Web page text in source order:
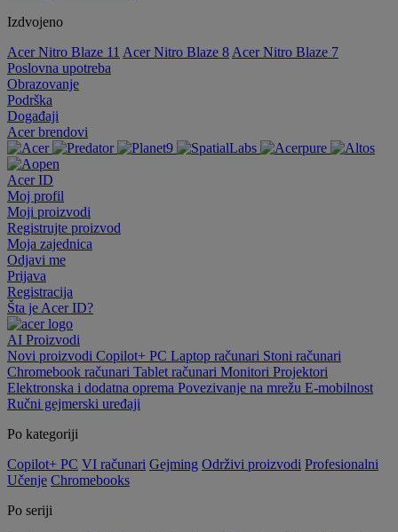
Izdvojeno
Acer Nitro Blaze 11 Acer Nitro Blaze 8 Acer Nitro Blaze 7
Poslovna upotreba
Obrazovanje
Podrška
Događaji
Acer brendovi
Acer ID
Moj profil
Moji proizvodi
Registrujte proizvod
Moja zajednica
Odjavi me
Prijava
Registracija
Šta je Acer ID?
AI Proizvodi
Novi proizvodi Copilot+ PC Laptop računari Stoni računari
Chromebook računari Tablet računari Monitori Projektori
Elektronska i dodatna oprema Povezivanje na mrežu E-mobilnost
Ručni gejmerski uređaji
Po kategoriji
Copilot+ PC VI računari Gejming Održivi proizvodi Profesionalni
Učenje Chromebooks
Po seriji